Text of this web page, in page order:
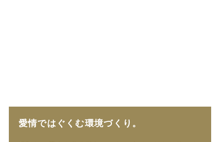
愛情ではぐくむ環境づくり。